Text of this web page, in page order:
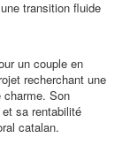
transition fluide
un couple en
recherchant une
charme. Son
sa rentabilité
catalan.